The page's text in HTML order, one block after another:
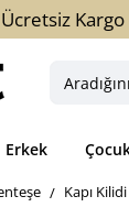
Aradığınız
yazınız
Erkek
Kapı Kilidi